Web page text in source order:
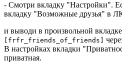
- Смотри вкладку "Настройки".
вкладку "Возможные друзья" в
и выводи в произвольной
[frfr_friends_of_friends]
В настройках вкладки
приватная.